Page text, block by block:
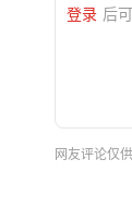
登录 后
网友评论仅